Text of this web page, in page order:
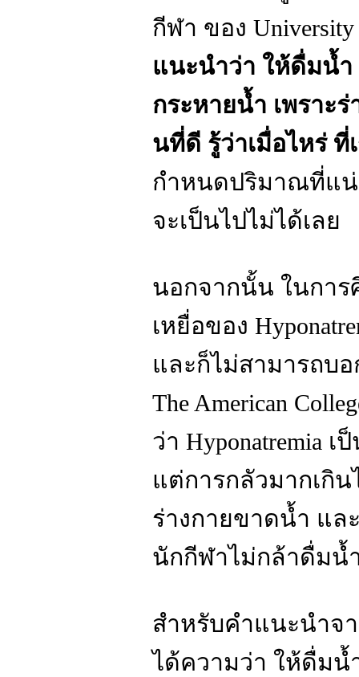
กีฬา ของ
แนะนำว่า ให้ดื่มน้ำ
กระหายน้ำ เพราะ
นที่ดี รู้ว่าเมื่อไหร่ ที่
กำหนดปริมาณที่แน่
จะเป็นไปไม่ได้เลย
นอกจากนั้น ในการ
เหยือของ
และก็ไม่สามารถบอ
The American
ว่า Hyponatremia
แต่การกลัวมากเกิน
ร่างกายขาดน้ำ แล
นักกีฬาไม่กล้าดื่มน้
สำหรับคำแนะนำจ
ได้ความว่า ให้ดื่มน้